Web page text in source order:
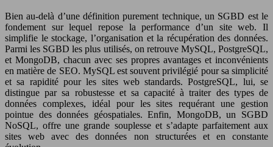
Bien au-delà d’une définition purement technique, un SGBD est le
fondement sur lequel repose la performance d’un site web. Il
simplifie le stockage, l’organisation et la récupération des données.
Parmi les SGBD les plus utilisés, on retrouve MySQL, PostgreSQL,
et MongoDB, chacun avec ses propres avantages et inconvénients
en matière de SEO. MySQL est souvent privilégié pour sa simplicité
et sa rapidité pour les sites web standards. PostgreSQL, lui, se
distingue par sa robustesse et sa capacité à traiter des types de
données complexes, idéal pour les sites requérant une gestion
pointue des données géospatiales. Enfin, MongoDB, un SGBD
NoSQL, offre une grande souplesse et s’adapte parfaitement aux
sites web avec des données non structurées et en constante